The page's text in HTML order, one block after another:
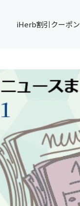
iHerb割引クーポン